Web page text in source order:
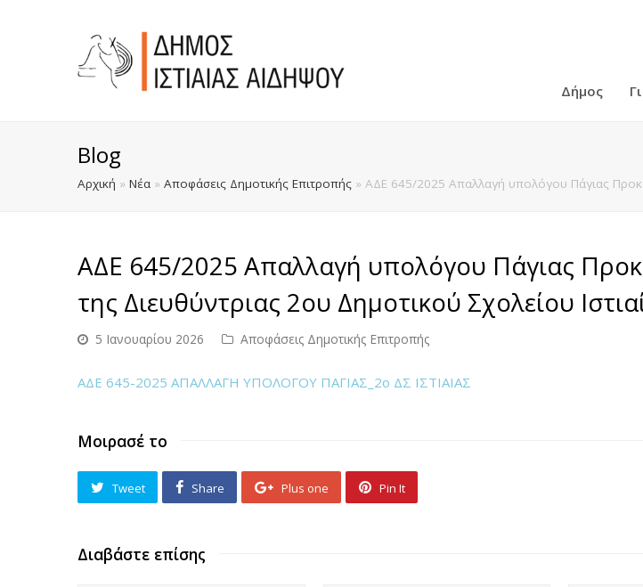
Δήμος
Blog
Αρχική » Νέα » Αποφάσεις Δημοτικής Επιτροπής » ΑΔΕ 645/2025 Απαλλαγή υπολόγου Πάγιας
ΑΔΕ 645/2025 Απαλλαγή υπολόγου Πάγιας
της Διευθύντριας 2ου Δημοτικού Σχολείου
5 Ιανουαρίου 2026 Αποφάσεις Δημοτικής Επιτροπής
ΑΔΕ 645-2025 ΑΠΑΛΛΑΓΗ ΥΠΟΛΟΓΟΥ ΠΑΓΙΑΣ_2ο ΔΣ ΙΣΤΙΑΙΑΣ
Μοιρασέ το
Tweet Share Plus one Pin It
Διαβάστε επίσης